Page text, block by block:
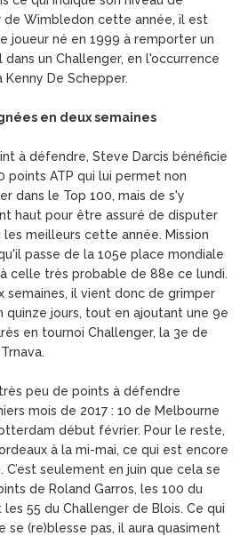
de Wimbledon cette année, il est
joueur né en 1999 à remporter un
un Challenger, en l'occurrence
De Schepper.
en deux semaines
à défendre, Steve Darcis bénéficie
points ATP qui lui permet non
dans le Top 100, mais de s'y
haut pour être assuré de disputer
les meilleurs cette année. Mission
passe de la 105e place mondiale
celle très probable de 88e ce lundi.
semaines, il vient donc de grimper
quinze jours, tout en ajoutant une 9e
en tournoi Challenger, la 3e de
peu de points à défendre
mois de 2017 : 10 de Melbourne
début février. Pour le reste,
à la mi-mai, ce qui est encore
seulement en juin que cela se
de Roland Garros, les 100 du
55 du Challenger de Blois. Ce qui
se (re)blesse pas, il aura quasiment